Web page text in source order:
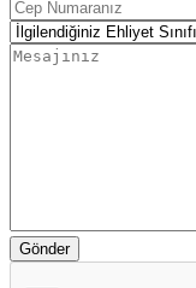
Gönder